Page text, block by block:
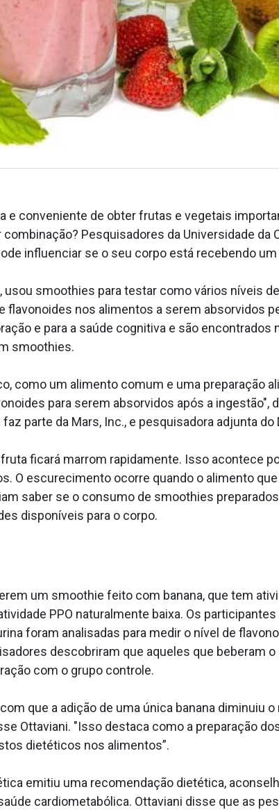
conveniente de obter frutas e vegetais
Pesquisadores da Universidade da
influenciar se o seu corpo está recebendo
usou smoothies para testar como vários níveis
nos alimentos a serem absorvidos
e para a saúde cognitiva e são
smoothies.
como um alimento comum e uma preparação
para serem absorvidos após a ingestão",
parte da Mars, Inc., e pesquisadora adjunta
ficará marrom rapidamente. Isso acontece
O escurecimento ocorre quando o alimento
saber se o consumo de smoothies
disponíveis para o corpo.
um smoothie feito com banana, que tem
PPO naturalmente baixa. Os
foram analisadas para medir o nível de
descobriram que aqueles que beberam
com o grupo controle.
que a adição de uma única banana diminuiu
Ottaviani. "Isso destaca como a preparação
dietéticos nos alimentos”.
emitiu uma recomendação dietética,
cardiometabólica. Ottaviani disse que as